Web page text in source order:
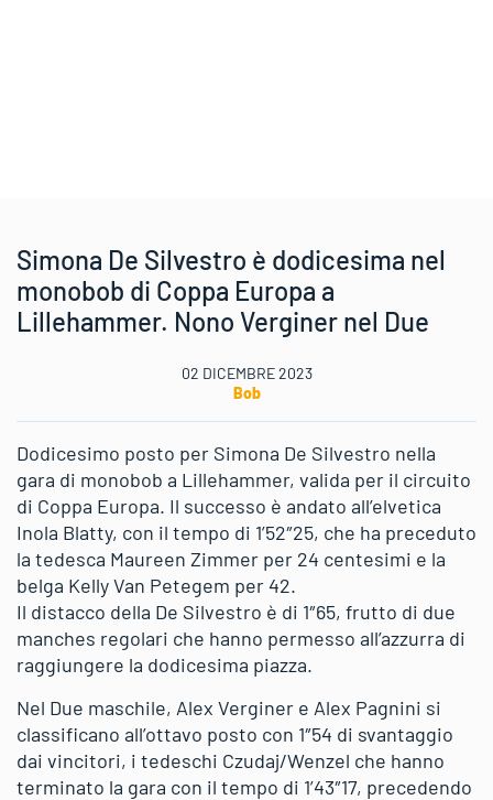
Simona De Silvestro è dodicesima nel
monobob di Coppa Europa a
Lillehammer. Nono Verginer nel Due
02 DICEMBRE 2023
Bob
Dodicesimo posto per Simona De Silvestro nella
gara di monobob a Lillehammer, valida per il circuito
di Coppa Europa. Il successo è andato all’elvetica
Inola Blatty, con il tempo di 1’52″25, che ha preceduto
la tedesca Maureen Zimmer per 24 centesimi e la
belga Kelly Van Petegem per 42.
Il distacco della De Silvestro è di 1″65, frutto di due
manches regolari che hanno permesso all’azzurra di
raggiungere la dodicesima piazza.
Nel Due maschile, Alex Verginer e Alex Pagnini si
classificano all’ottavo posto con 1″54 di svantaggio
dai vincitori, i tedeschi Czudaj/Wenzel che hanno
terminato la gara con il tempo di 1’43″17, precedendo